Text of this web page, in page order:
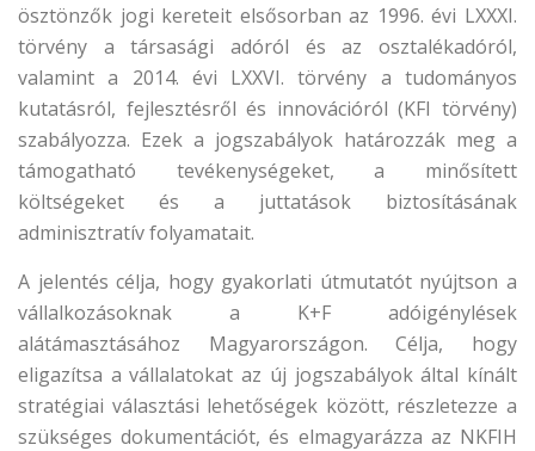
ösztönzők jogi kereteit elsősorban az 1996. évi LXXXI.
törvény a társasági adóról és az osztalékadóról,
valamint a 2014. évi LXXVI. törvény a tudományos
kutatásról, fejlesztésről és innovációról (KFI törvény)
szabályozza. Ezek a jogszabályok határozzák meg a
támogatható tevékenységeket, a minősített
költségeket és a juttatások biztosításának
adminisztratív folyamatait.
A jelentés célja, hogy gyakorlati útmutatót nyújtson a
vállalkozásoknak a K+F adóigénylések
alátámasztásához Magyarországon. Célja, hogy
eligazítsa a vállalatokat az új jogszabályok által kínált
stratégiai választási lehetőségek között, részletezze a
szükséges dokumentációt, és elmagyarázza az NKFIH